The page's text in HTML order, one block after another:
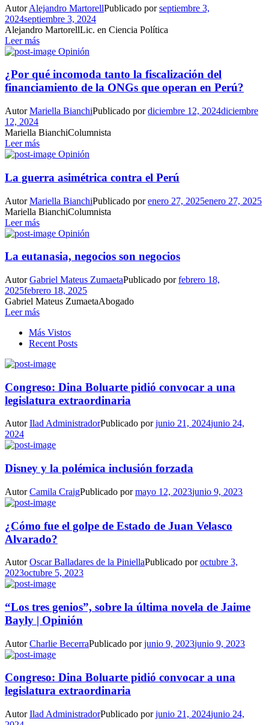
AutorAlejandro MartorellPublicado porseptiembre 3,
2024septiembre 3, 2024
Alejandro MartorellLic. en Ciencia Política
Leer más
Opinión
¿Por qué incomoda tanto la fiscalización del
financiamiento de la ONGs que operan en Perú?
AutorMariella BianchiPublicado pordiciembre 12, 2024diciembre
12, 2024
Mariella BianchiColumnista
Leer más
Opinión
La guerra asimétrica contra el Perú
AutorMariella BianchiPublicado porenero 27, 2025enero 27, 2025
Mariella BianchiColumnista
Leer más
Opinión
La eutanasia, negocios son negocios
AutorGabriel Mateus ZumaetaPublicado porfebrero 18,
2025febrero 18, 2025
Gabriel Mateus ZumaetaAbogado
Leer más
Más Vistos
Recent Posts
Congreso: Dina Boluarte pidió convocar a una
legislatura extraordinaria
AutorIlad AdministradorPublicado porjunio 21, 2024junio 24,
2024
Disney y la polémica inclusión forzada
AutorCamila CraigPublicado pormayo 12, 2023junio 9, 2023
¿Cómo fue el golpe de Estado de Juan Velasco
Alvarado?
AutorOscar Balladares de la PiniellaPublicado poroctubre 3,
2023octubre 5, 2023
“Los tres genios”, sobre la última novela de Jaime
Bayly | Opinión
AutorCharlie BecerraPublicado porjunio 9, 2023junio 9, 2023
Congreso: Dina Boluarte pidió convocar a una
legislatura extraordinaria
AutorIlad AdministradorPublicado porjunio 21, 2024junio 24,